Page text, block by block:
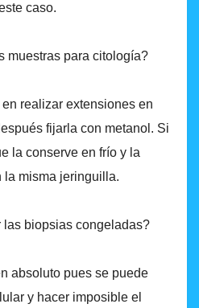
caso.
muestras para citología?
realizar extensiones en
fijarla con metanol. Si
la conserve en frío y la
la misma jeringuilla.
las biopsias congeladas?
absoluto pues se puede
y hacer imposible el